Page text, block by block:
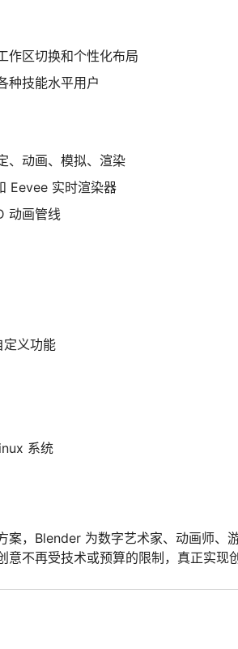
作区切换和个性化布局
种技能水平用户
、动画、模拟、渲染
Eevee 实时渲染器
动画管线
义功能
系统
案，Blender 为数字艺术家、动画师、
不再受技术或预算的限制，真正实现